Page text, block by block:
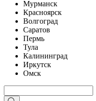
Мурманск
Красноярск
Волгоград
Саратов
Пермь
Тула
Калининград
Иркутск
Омск